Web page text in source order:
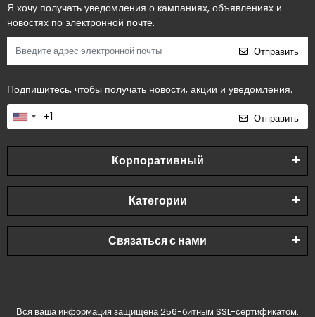
Я хочу получать уведомления о кампаниях, объявлениях и
новостях по электронной почте.
Отправить
Подпишитесь, чтобы получать новости, акции и уведомления.
Отправить
Корпоративный
Категории
Связаться с нами
Вся ваша информация защищена 256-битным SSL-сертификатом.